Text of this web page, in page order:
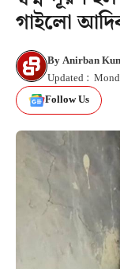
গাইলো
ByAnirban
Updated :
Follow Us